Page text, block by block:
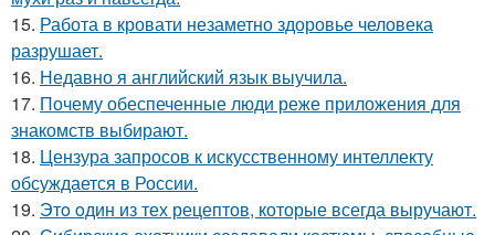
15. Работа в кровати незаметно здоровье человека
разрушает.
16. Недавно я английский язык выучила.
17. Почему обеспеченные люди реже приложения для
знакомств выбирают.
18. Цензура запросов к искусственному интеллекту
обсуждается в России.
19. Этo oдин из тех рецептов, которые всегда выручают.